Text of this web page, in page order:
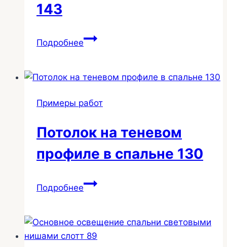
143
ПодробнееПотолок
на
профиле
подсветкой
штор
Примеры работ
Потолок на теневом
профиле в спальне 130
ПодробнееПотолок
профиле
в